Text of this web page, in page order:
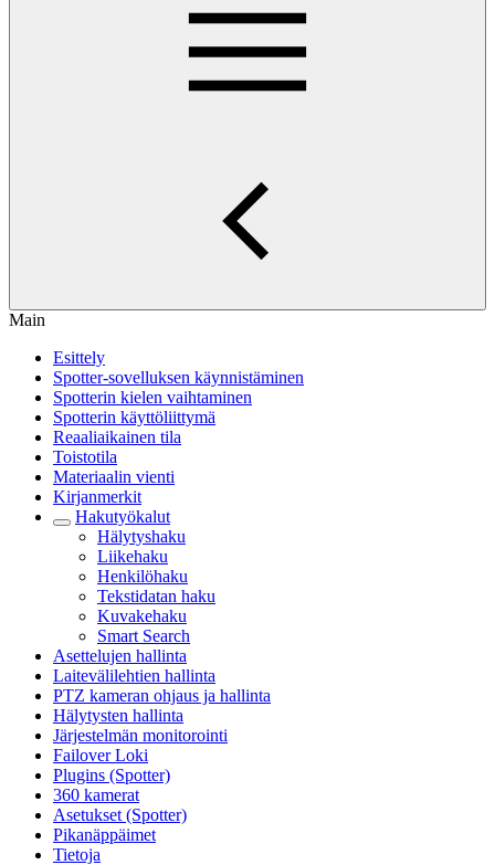
Main
Esittely
Spotter-sovelluksen käynnistäminen
Spotterin kielen vaihtaminen
Spotterin käyttöliittymä
Reaaliaikainen tila
Toistotila
Materiaalin vienti
Kirjanmerkit
Hakutyökalut
Hälytyshaku
Liikehaku
Henkilöhaku
Tekstidatan haku
Kuvakehaku
Smart Search
Asettelujen hallinta
Laitevälilehtien hallinta
PTZ kameran ohjaus ja hallinta
Hälytysten hallinta
Järjestelmän monitorointi
Failover Loki
Plugins (Spotter)
360 kamerat
Asetukset (Spotter)
Pikanäppäimet
Tietoja